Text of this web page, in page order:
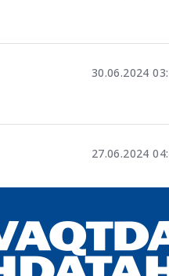
30.06.2024
27.06.2024